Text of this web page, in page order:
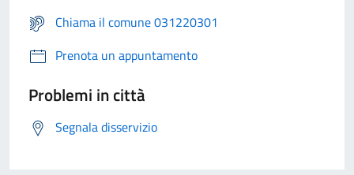
Chiama il comune 031220301
Prenota un appuntamento
Problemi in città
Segnala disservizio